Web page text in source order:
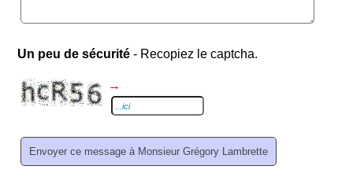
Un peu de sécurité - Recopiez le captcha.
→